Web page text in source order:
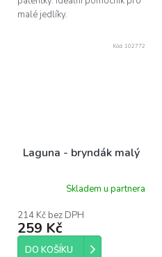
malé jedlíky.
Laguna - bryndák malý
Skladem u partnera
214 Kč bez DPH
259 Kč
DO KOŠÍKU
Kód: 102772